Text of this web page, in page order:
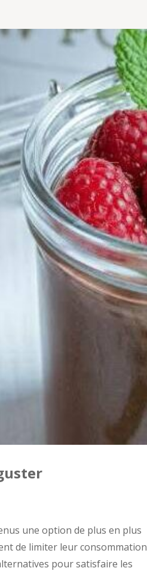
une option de plus en plus
de limiter leur consommation
pour satisfaire les